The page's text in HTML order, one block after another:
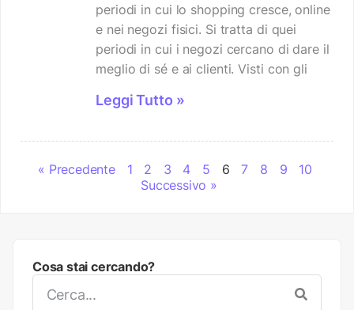
Cosa stai cercando?
periodi in cui lo shopping cresce, online
e nei negozi fisici. Si tratta di quei
periodi in cui i negozi cercano di dare il
meglio di sé e ai clienti. Visti con gli
Leggi Tutto »
« Precedente 1 2 3 4 5 6 7 8 9
10
Successivo »